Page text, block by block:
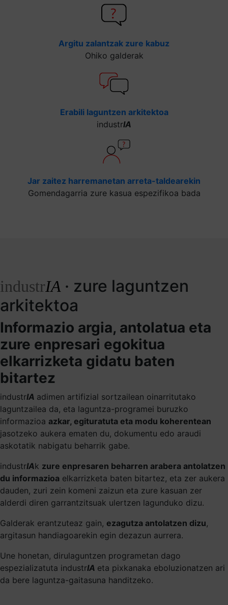
Argitu zalantzak zure kabuz
Ohiko galderak
Erabili laguntzen arkitektoa
industrIA
Jar zaitez harremanetan arreta-taldearekin
Gomendagarria zure kasua espezifikoa bada
industrIA · zure laguntzen
arkitektoa
Informazio argia, antolatua eta
zure enpresari egokitua
elkarrizketa gidatu baten
bitartez
industrIA adimen artifizial sortzailean oinarritutako
laguntzailea da, eta laguntza-programei buruzko
informazioa azkar, egituratuta eta modu koherentean
jasotzeko aukera ematen du, dokumentu edo araudi
askotatik nabigatu beharrik gabe.
industrIAk zure enpresaren beharren arabera antolatzen
du informazioa elkarrizketa baten bitartez, eta zer aukera
dauden, zuri zein komeni zaizun eta zure kasuan zer
alderdi diren garrantzitsuak ulertzen lagunduko dizu.
Galderak erantzuteaz gain, ezagutza antolatzen dizu,
argitasun handiagoarekin egin dezazun aurrera.
Une honetan, dirulaguntzen programetan dago
espezializatuta industrIA eta pixkanaka eboluzionatzen ari
da bere laguntza-gaitasuna handitzeko.